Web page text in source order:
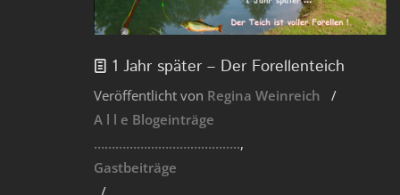
1 Jahr später – Der Forellenteich
Veröffentlicht von Regina Weinreich
A l l e Blogeinträge
…………………………………..
Gastbeiträge